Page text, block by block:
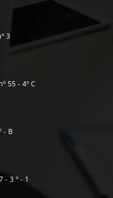
3
55 - 4º C
- B
- 3 º - 1